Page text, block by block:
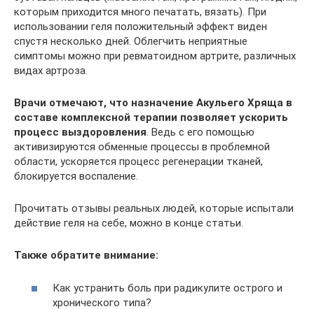
которым приходится много печатать, вязать). При
использовании геля положительный эффект виден
спустя несколько дней. Облегчить неприятные
симптомы можно при ревматоидном артрите, различных
видах артроза.
Врачи отмечают, что назначение Акульего Хряща в
составе комплексной терапии позволяет ускорить
процесс выздоровления. Ведь с его помощью
активизируются обменные процессы в проблемной
области, ускоряется процесс регенерации тканей,
блокируется воспаление.
Прочитать отзывы реальных людей, которые испытали
действие геля на себе, можно в конце статьи.
Также обратите внимание:
Как устранить боль при радикулите острого и
хронического типа?